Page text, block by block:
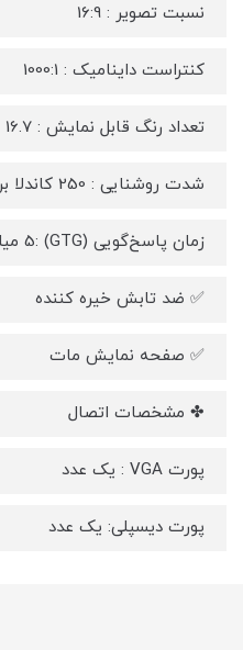
نسبت تصویر : 16:9
کنتراست داینامیک : 1000:1
تعداد رنگ قابل نمایش : 16.7 میلیون رنگ
شدت روشنایی : 250 کاندلا بر متربع
زمان پاسخ‌گویی (GTG) :5 میلی‌ثانیه
✅ ضد تابش خیره کننده
✅ صفحه نمایش مات
✤ مشخصات اتصال
پورت VGA : یک عدد
پورت دیسپلی: یک عدد